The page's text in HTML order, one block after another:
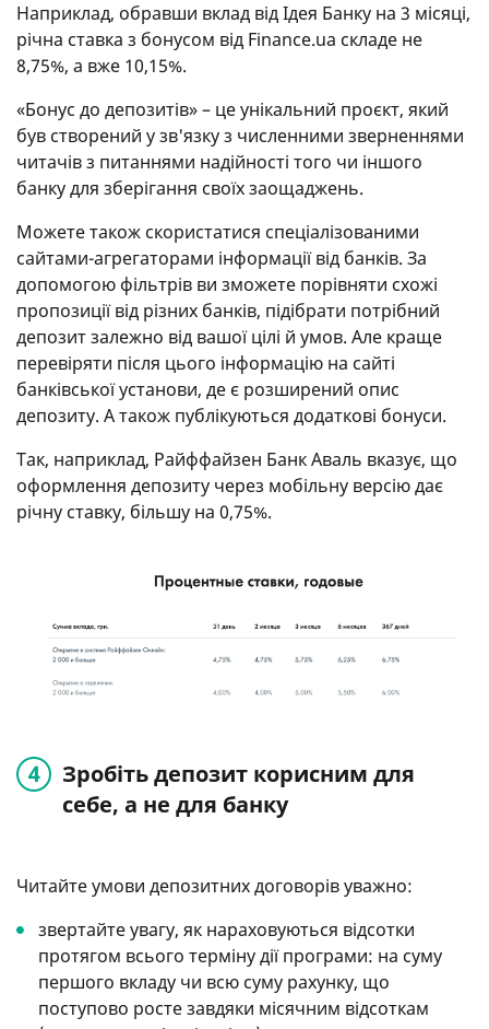
Наприклад, обравши вклад від Ідея Банку на 3 місяці,
річна ставка з бонусом від Finance.ua складе не
8,75%, а вже 10,15%.
«Бонус до депозитів» – це унікальний проєкт, який
був створений у зв'язку з численними зверненнями
читачів з питаннями надійності того чи іншого
банку для зберігання своїх заощаджень.
Можете також скористатися спеціалізованими
сайтами-агрегаторами інформації від банків. За
допомогою фільтрів ви зможете порівняти схожі
пропозиції від різних банків, підібрати потрібний
депозит залежно від вашої цілі й умов. Але краще
перевіряти після цього інформацію на сайті
банківської установи, де є розширений опис
депозиту. А також публікуються додаткові бонуси.
Так, наприклад, Райффайзен Банк Аваль вказує, що
оформлення депозиту через мобільну версію дає
річну ставку, більшу на 0,75%.
Зробіть депозит корисним для
себе, а не для банку
Читайте умови депозитних договорів уважно:
звертайте увагу, як нараховуються відсотки
протягом всього терміну дії програми: на суму
першого вкладу чи всю суму рахунку, що
поступово росте завдяки місячним відсоткам